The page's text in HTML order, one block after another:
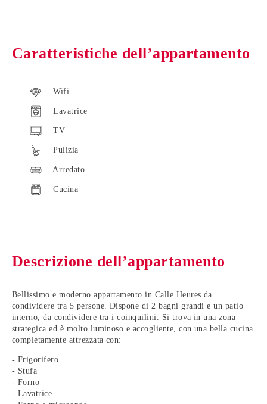
Caratteristiche dell’appartamento
Wifi
Lavatrice
TV
Pulizia
Arredato
Cucina
Descrizione dell’appartamento
Bellissimo e moderno appartamento in Calle Heures da
condividere tra 5 persone. Dispone di 2 bagni grandi e un patio
interno, da condividere tra i coinquilini. Si trova in una zona
strategica ed è molto luminoso e accogliente, con una bella cucina
completamente attrezzata con:
- Frigorifero
- Stufa
- Forno
- Lavatrice